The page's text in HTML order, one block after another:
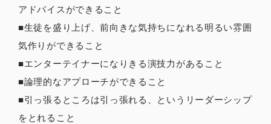
アドバイスができること
■生徒を盛り上げ、前向きな気持ちになれる明るい雰囲
気作りができること
■エンターテイナーになりきる演技力があること
■論理的なアプローチができること
■引っ張るところは引っ張れる、というリーダーシップ
をとれること